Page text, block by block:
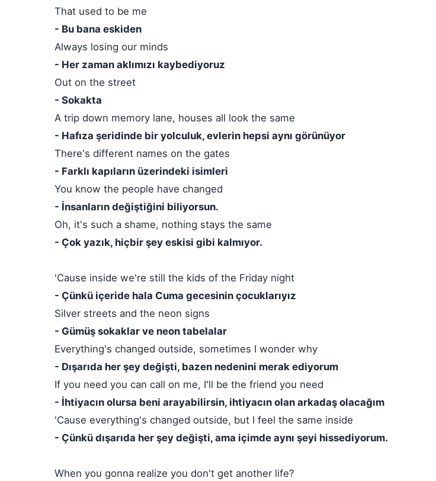
That used to be me
- Bu bana eskiden
Always losing our minds
- Her zaman aklımızı kaybediyoruz
Out on the street
- Sokakta
A trip down memory lane, houses all look the same
- Hafıza şeridinde bir yolculuk, evlerin hepsi aynı görünüyor
There's different names on the gates
- Farklı kapıların üzerindeki isimleri
You know the people have changed
- İnsanların değiştiğini biliyorsun.
Oh, it's such a shame, nothing stays the same
- Çok yazık, hiçbir şey eskisi gibi kalmıyor.
'Cause inside we're still the kids of the Friday night
- Çünkü içeride hala Cuma gecesinin çocuklarıyız
Silver streets and the neon signs
- Gümüş sokaklar ve neon tabelalar
Everything's changed outside, sometimes I wonder why
- Dışarıda her şey değişti, bazen nedenini merak ediyorum
If you need you can call on me, I'll be the friend you need
- İhtiyacın olursa beni arayabilirsin, ihtiyacın olan arkadaş olacağım
'Cause everything's changed outside, but I feel the same inside
- Çünkü dışarıda her şey değişti, ama içimde aynı şeyi hissediyorum.
When you gonna realize you don't get another life?